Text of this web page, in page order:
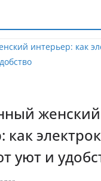
женский
как
уют и